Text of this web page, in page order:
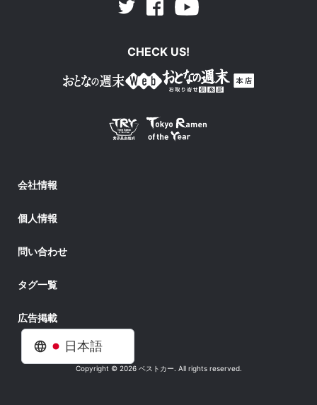
日本語
Twitter Facebook
CHECK US!
会社情報
個人情報
問い合わせ
タグ一覧
広告掲載
Copyright © 2026 ベストカー. All rights reserved.